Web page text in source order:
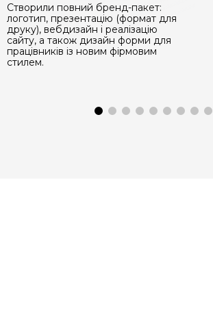
Створили повний бренд-пакет:
логотип, презентацію (формат для
друку), вебдизайн і реалізацію
сайту, а також дизайн форми для
працівників із новим фірмовим
стилем.